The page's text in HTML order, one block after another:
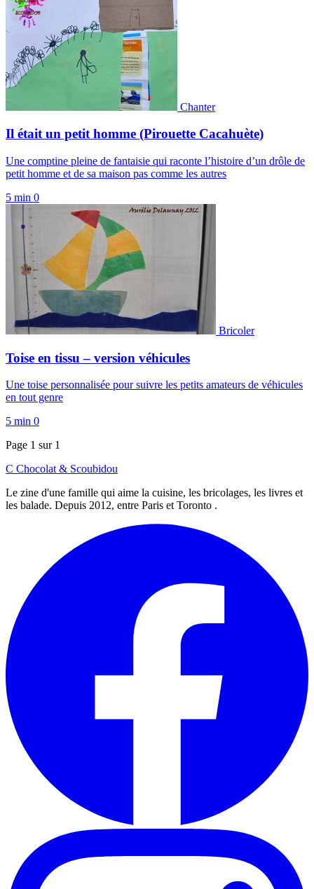
Chanter
Il était un petit homme (Pirouette Cacahuète)
Une comptine pleine de fantaisie qui raconte l’histoire d’un drôle de
petit homme et de sa maison pas comme les autres
5 min 0
Bricoler
Toise en tissu – version véhicules
Une toise personnalisée pour suivre les petits amateurs de véhicules
en tout genre
5 min 0
Page 1 sur 1
C Chocolat & Scoubidou
Le zine d'une famille qui aime la cuisine, les bricolages, les livres et
les balade. Depuis 2012, entre Paris et Toronto .